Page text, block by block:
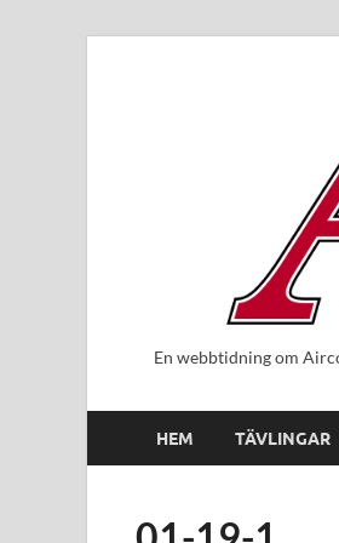
En webbtidning om
HEM TÄVLINGAR